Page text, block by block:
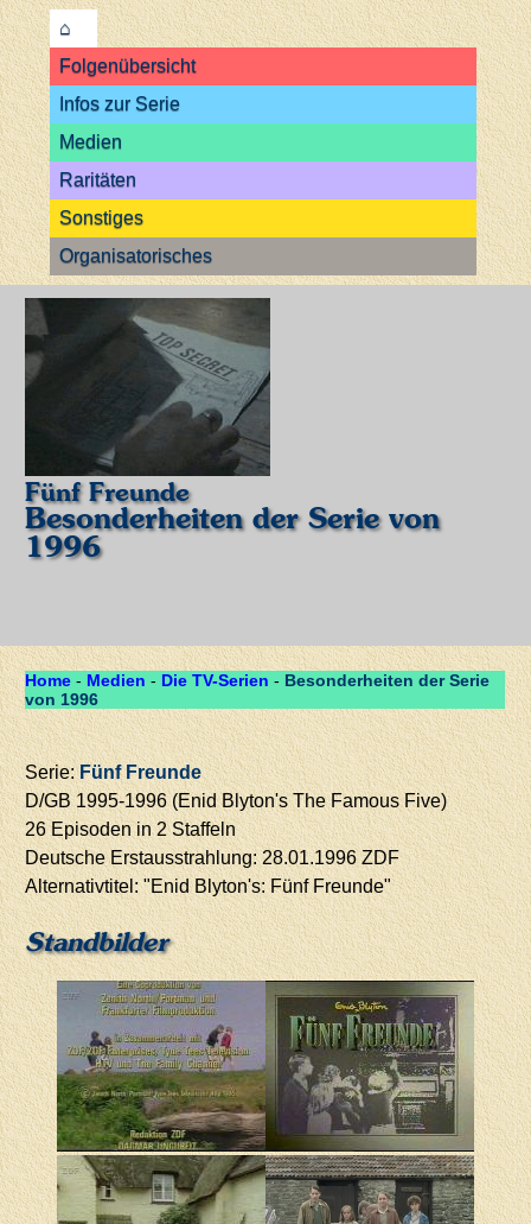
⌂
Folgenübersicht
Infos zur Serie
Medien
Raritäten
Sonstiges
Organisatorisches
Fünf Freunde
Besonderheiten der Serie von
1996
Home - Medien - Die TV-Serien - Besonderheiten der Serie
von 1996
Serie:Fünf Freunde
D/GB 1995-1996 (Enid Blyton's The Famous Five)
26 Episoden in 2 Staffeln
Deutsche Erstausstrahlung: 28.01.1996 ZDF
Alternativtitel: "Enid Blyton's: Fünf Freunde"
Standbilder